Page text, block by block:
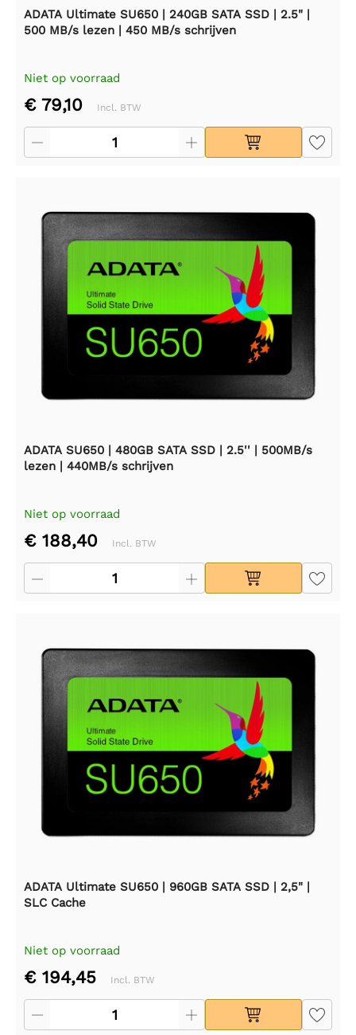
ADATA Ultimate SU650 | 240GB SATA SSD | 2.5" |
500 MB/s lezen | 450 MB/s schrijven
Niet op voorraad
€ 79,10 Incl. BTW
ADATA SU650 | 480GB SATA SSD | 2.5'' | 500MB/s
lezen | 440MB/s schrijven
Niet op voorraad
€ 188,40 Incl. BTW
ADATA Ultimate SU650 | 960GB SATA SSD | 2,5" |
SLC Cache
Niet op voorraad
€ 194,45 Incl. BTW